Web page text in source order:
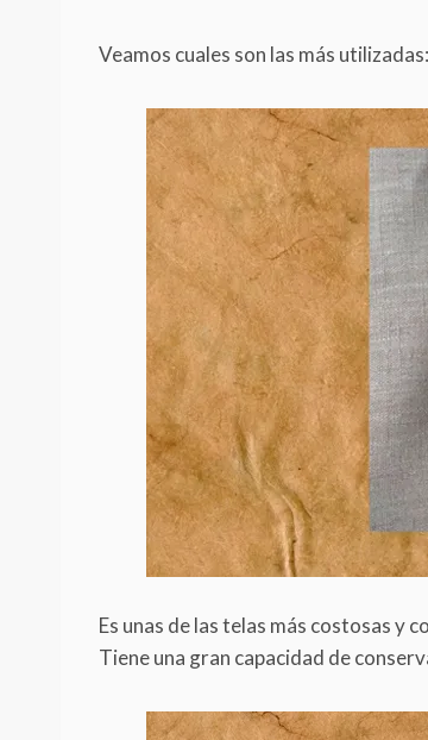
Veamos cuales son las más
Es unas de las telas más costosas y
Tiene una gran capacidad de